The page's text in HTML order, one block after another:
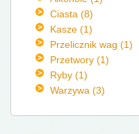
Ciasta (8)
Kasze (1)
Przelicznik wag (1)
Przetwory (1)
Ryby (1)
Warzywa (3)